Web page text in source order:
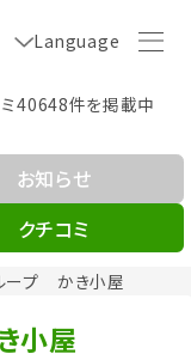
Language
40648件を掲載中
ープ かき小屋
お知らせ
クチコミ
小屋